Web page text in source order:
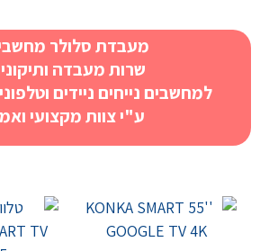
מעבדת סלולר
שרות מעבדה
למחשבים נייחים ניידים
ע"י צוות מקצועי